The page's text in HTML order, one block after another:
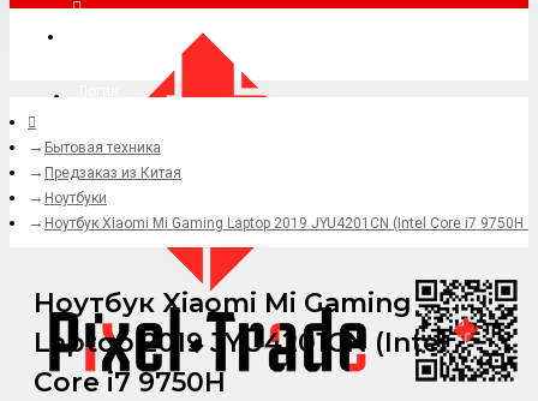
+7 (495) 015-41-41
Бытовая техника
Предзаказ из Китая
Ноутбуки
Ноутбук Xiaomi Mi Gaming Laptop 2019 JYU4201CN (Intel Core i7
Ноутбук Xiaomi Mi Gaming
Laptop 2019 JYU4201CN (Intel
Core i7 9750H